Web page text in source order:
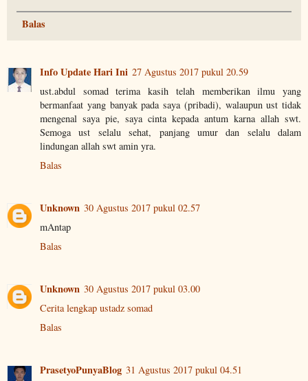
Balas
Info Update Hari Ini 27 Agustus 2017 pukul 20.59
ust.abdul somad terima kasih telah memberikan ilmu yang
bermanfaat yang banyak pada saya (pribadi), walaupun ust tidak
mengenal saya pie, saya cinta kepada antum karna allah swt.
Semoga ust selalu sehat, panjang umur dan selalu dalam
lindungan allah swt amin yra.
Balas
Unknown 30 Agustus 2017 pukul 02.57
mAntap
Balas
Unknown 30 Agustus 2017 pukul 03.00
Cerita lengkap ustadz somad
Balas
PrasetyoPunyaBlog 31 Agustus 2017 pukul 04.51